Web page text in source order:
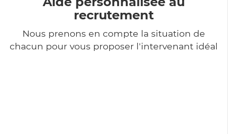
recrutement
Nous prenons en compte la situation de
chacun pour vous proposer l'intervenant idéal